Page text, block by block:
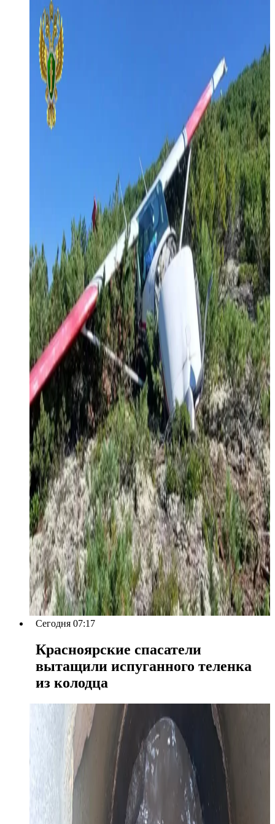
Сегодня 07:17
Красноярские спасатели
вытащили испуганного теленка
из колодца